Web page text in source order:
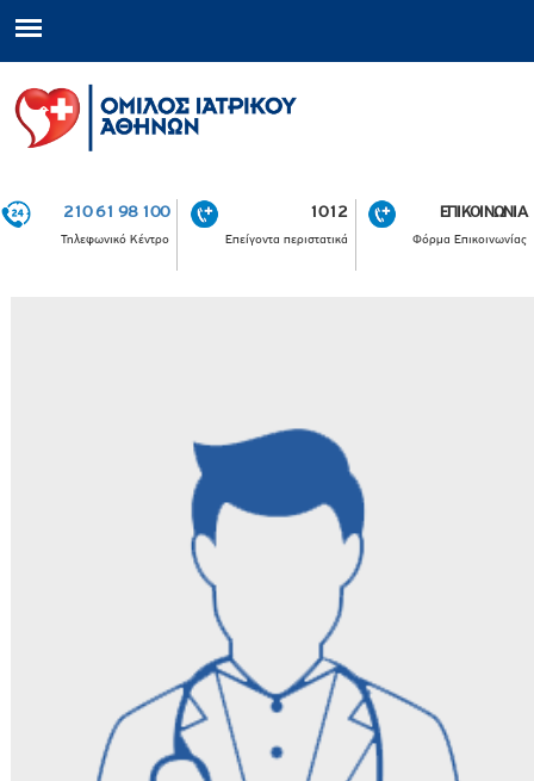
210 61 98 100
Τηλεφωνικό Κέντρο
1012
Επείγοντα περιστατικά
ΕΠΙΚΟΙΝΩΝΙΑ
Φόρμα Επικοινωνίας